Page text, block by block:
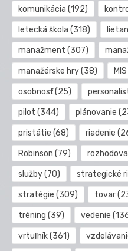
komunikácia (192)
letecká škola (318)
manažment (307)
manažérske hry(38) MIS
osobnosť(25)
pilot (344) plánovanie
pristátie (68) riadenie
Robinson (79)
služby(70) strategické
stratégie (309) tovar
tréning (39) vedenie
vrtuľník(361)